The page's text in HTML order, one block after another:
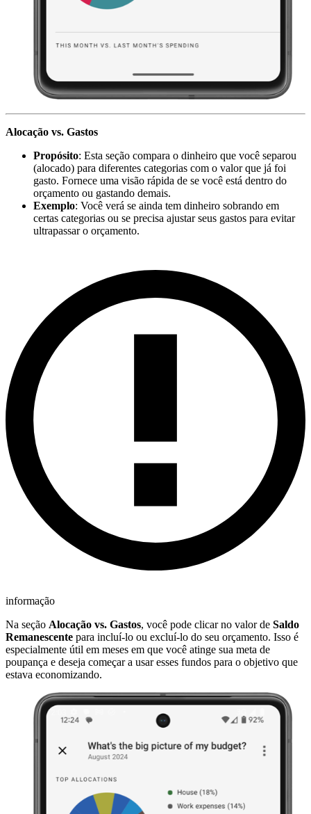
Alocação vs. Gastos
Propósito: Esta seção compara o dinheiro que você separou
(alocado) para diferentes categorias com o valor que já foi
gasto. Fornece uma visão rápida de se você está dentro do
orçamento ou gastando demais.
Exemplo: Você verá se ainda tem dinheiro sobrando em
certas categorias ou se precisa ajustar seus gastos para evitar
ultrapassar o orçamento.
informação
Na seção Alocação vs. Gastos, você pode clicar no valor de Saldo
Remanescente para incluí-lo ou excluí-lo do seu orçamento. Isso é
especialmente útil em meses em que você atinge sua meta de
poupança e deseja começar a usar esses fundos para o objetivo que
estava economizando.